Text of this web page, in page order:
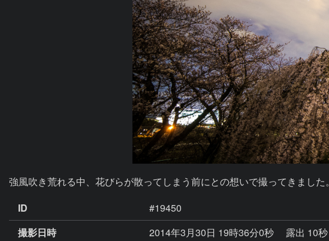
強風吹き荒れる中、花びらが散ってしまう前にとの想いで撮ってきました。
ID
#19450
撮影日時
2014年3月30日 19時36分0秒
露出 10秒